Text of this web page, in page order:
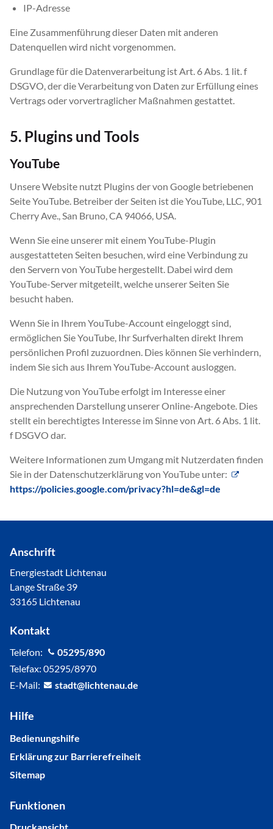
IP-Adresse
Eine Zusammenführung dieser Daten mit anderen
Datenquellen wird nicht vorgenommen.
Grundlage für die Datenverarbeitung ist Art. 6 Abs. 1 lit. f
DSGVO, der die Verarbeitung von Daten zur Erfüllung eines
Vertrags oder vorvertraglicher Maßnahmen gestattet.
5. Plugins und Tools
YouTube
Unsere Website nutzt Plugins der von Google betriebenen
Seite YouTube. Betreiber der Seiten ist die YouTube, LLC, 901
Cherry Ave., San Bruno, CA 94066, USA.
Wenn Sie eine unserer mit einem YouTube-Plugin
ausgestatteten Seiten besuchen, wird eine Verbindung zu
den Servern von YouTube hergestellt. Dabei wird dem
YouTube-Server mitgeteilt, welche unserer Seiten Sie
besucht haben.
Wenn Sie in Ihrem YouTube-Account eingeloggt sind,
ermöglichen Sie YouTube, Ihr Surfverhalten direkt Ihrem
persönlichen Profil zuzuordnen. Dies können Sie verhindern,
indem Sie sich aus Ihrem YouTube-Account ausloggen.
Die Nutzung von YouTube erfolgt im Interesse einer
ansprechenden Darstellung unserer Online-Angebote. Dies
stellt ein berechtigtes Interesse im Sinne von Art. 6 Abs. 1 lit.
f DSGVO dar.
Weitere Informationen zum Umgang mit Nutzerdaten finden
Sie in der Datenschutzerklärung von YouTube unter:
https://policies.google.com/privacy?hl=de&gl=de
Anschrift
Energiestadt Lichtenau
Lange Straße 39
33165 Lichtenau
Kontakt
Telefon:
05295/890
Telefax: 05295/8970
E-Mail:
st dt l cht n d
Hilfe
Bedienungshilfe
Erklärung zur Barrierefreiheit
Sitemap
Funktionen